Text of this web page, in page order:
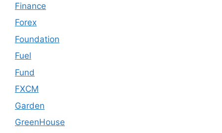
Finance
Forex
Foundation
Fuel
Fund
FXCM
Garden
GreenHouse